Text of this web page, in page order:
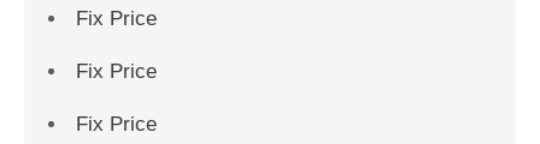
Fix Price
Fix Price
Fix Price